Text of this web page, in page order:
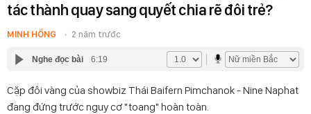
tác thành quay sang quyết chia rẽ đôi trẻ?
MINH HỒNG 2 năm trước
Nghe đọc bài 6:19
Cặp đôi vàng của showbiz Thái Baifern Pimchanok - Nine Naphat
đang đứng trước nguy cơ "toang" hoàn toàn.